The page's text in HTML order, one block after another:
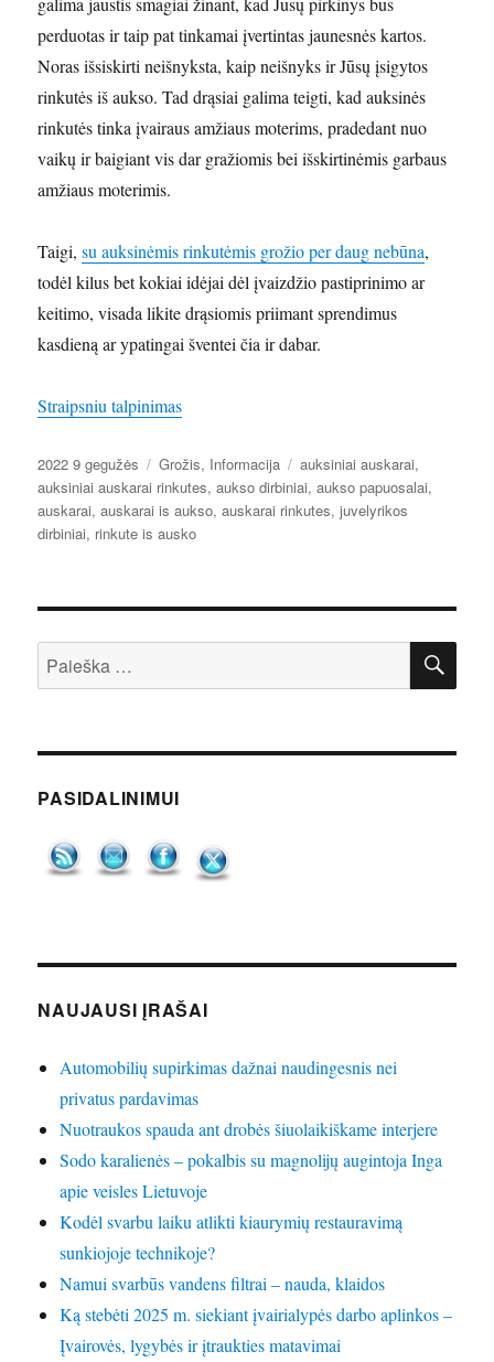
perduotas ir taip pat tinkamai įvertintas jaunesnės kartos.
Noras išsiskirti neišnyksta, kaip neišnyks ir Jūsų įsigytos
rinkutės iš aukso. Tad drąsiai galima teigti, kad auksinės
rinkutės tinka įvairaus amžiaus moterims, pradedant nuo
vaikų ir baigiant vis dar gražiomis bei išskirtinėmis garbaus
amžiaus moterimis.
Taigi,su auksinėmis rinkutėmis grožio per daug nebūna,
todėl kilus bet kokiai idėjai dėl įvaizdžio pastiprinimo ar
keitimo, visada likite drąsiomis priimant sprendimus
kasdieną ar ypatingai šventei čia ir dabar.
Straipsniu talpinimas
Paskelbta
2022 9 gegužės Kategorijos
Grožis, Informacija Žymos
auksiniai auskarai,
auksiniai auskarai rinkutes,aukso dirbiniai,aukso papuosalai,
auskarai,auskarai is aukso,auskarai rinkutes,juvelyrikos
dirbiniai, rinkute is ausko
Ieškoti:
PASIDALINIMUI
NAUJAUSI ĮRAŠAI
Automobilių supirkimas dažnai naudingesnis nei
privatus pardavimas
Nuotraukos spauda ant drobės šiuolaikiškame interjere
Sodo karalienės – pokalbis su magnolijų augintoja Inga
apie veisles Lietuvoje
Kodėl svarbu laiku atlikti kiaurymių restauravimą
sunkiojoje technikoje?
Namui svarbūs vandens filtrai – nauda, klaidos
Ką stebėti 2025 m. siekiant įvairialypės darbo aplinkos –
Įvairovės, lygybės ir įtraukties matavimai